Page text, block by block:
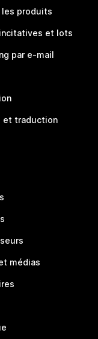
les produits
et lots
par e-mail
et traduction
médias